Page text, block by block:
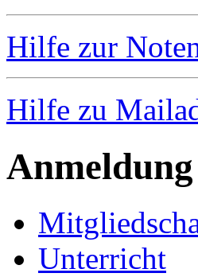
Hilfe zur
Hilfe zu
Anmeldung
Unterricht